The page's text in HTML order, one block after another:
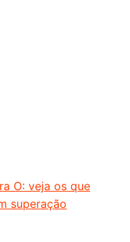
O: veja os que
superação